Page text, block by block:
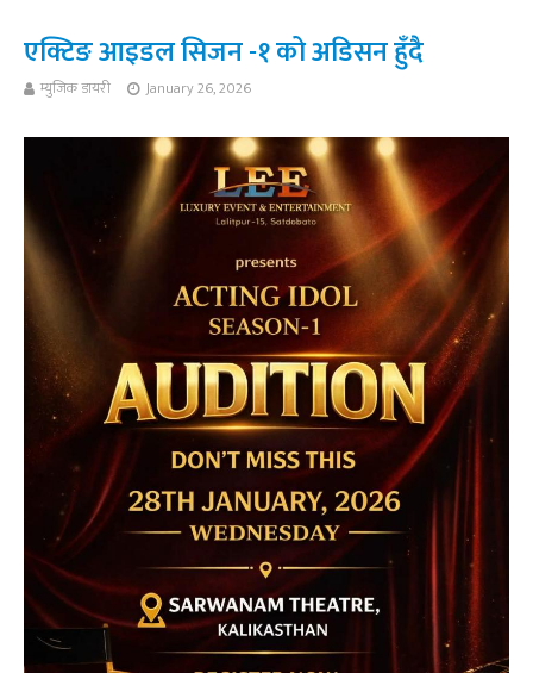
एक्टिङ आइडल सिजन -१ को अडिसन हुँदै
म्युजिक डायरी January 26, 2026